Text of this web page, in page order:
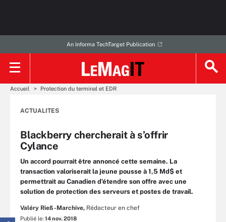
An Informa TechTarget Publication
Accueil Protection du terminal et EDR
ACTUALITES
Blackberry chercherait à s’offrir
Cylance
Un accord pourrait être annoncé cette semaine. La
transaction valoriserait la jeune pousse à 1,5 Md$ et
permettrait au Canadien d’étendre son offre avec une
solution de protection des serveurs et postes de travail.
Valéry Rieß-Marchive, Rédacteur en chef
Publié le: 14 nov. 2018